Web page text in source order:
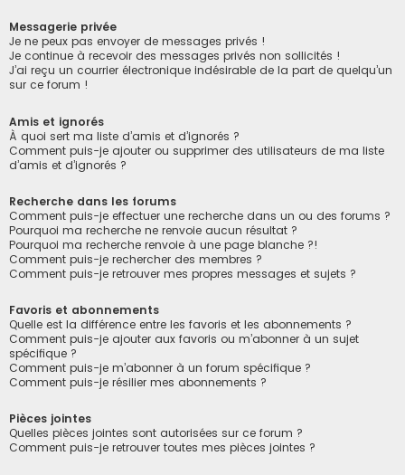
Messagerie privée
Je ne peux pas envoyer de messages privés !
Je continue à recevoir des messages privés non sollicités !
J’ai reçu un courrier électronique indésirable de la part de quelqu’un
sur ce forum !
Amis et ignorés
À quoi sert ma liste d’amis et d’ignorés ?
Comment puis-je ajouter ou supprimer des utilisateurs de ma liste
d’amis et d’ignorés ?
Recherche dans les forums
Comment puis-je effectuer une recherche dans un ou des forums ?
Pourquoi ma recherche ne renvoie aucun résultat ?
Pourquoi ma recherche renvoie à une page blanche ?!
Comment puis-je rechercher des membres ?
Comment puis-je retrouver mes propres messages et sujets ?
Favoris et abonnements
Quelle est la différence entre les favoris et les abonnements ?
Comment puis-je ajouter aux favoris ou m’abonner à un sujet
spécifique ?
Comment puis-je m’abonner à un forum spécifique ?
Comment puis-je résilier mes abonnements ?
Pièces jointes
Quelles pièces jointes sont autorisées sur ce forum ?
Comment puis-je retrouver toutes mes pièces jointes ?